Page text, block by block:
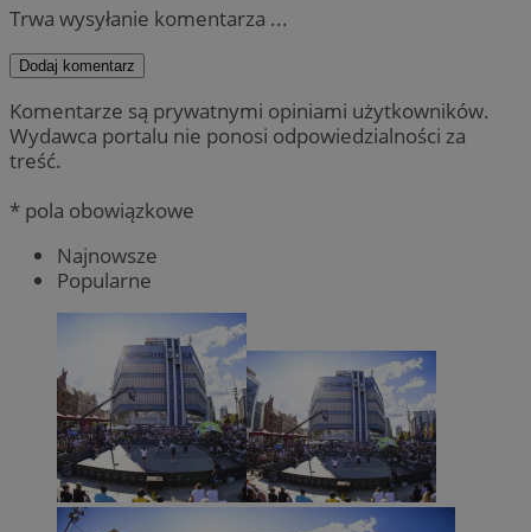
Trwa wysyłanie komentarza ...
Dodaj komentarz
Komentarze są prywatnymi opiniami użytkowników.
Wydawca portalu nie ponosi odpowiedzialności za
treść.
* pola obowiązkowe
Najnowsze
Popularne